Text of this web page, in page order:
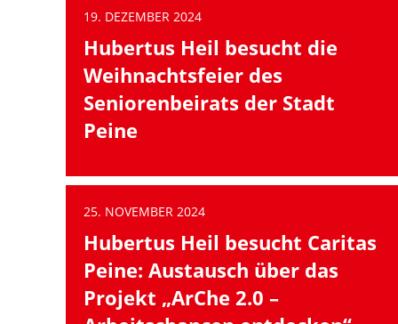
19. DEZEMBER 2024
Hubertus Heil besucht die
Weihnachtsfeier des
Seniorenbeirats der Stadt
Peine
25. NOVEMBER 2024
Hubertus Heil besucht Caritas
Peine: Austausch über das
Projekt „ArChe 2.0 –